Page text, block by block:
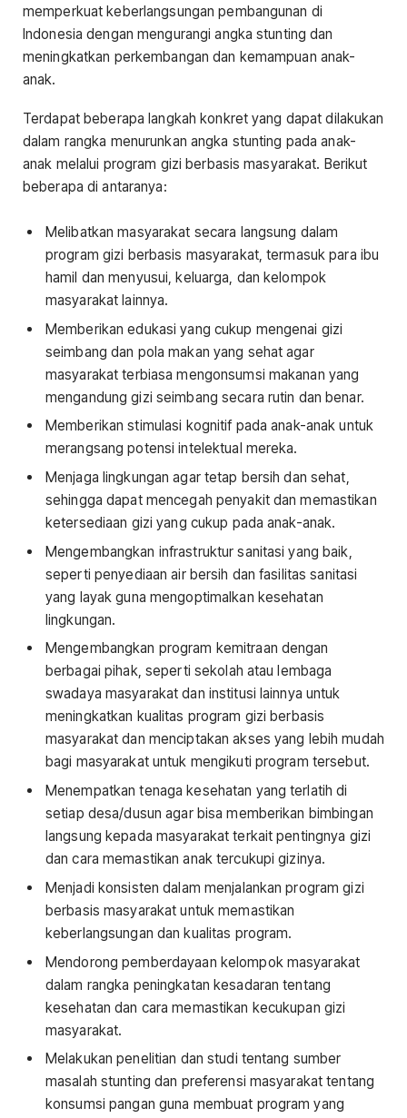
memperkuat keberlangsungan pembangunan di
Indonesia dengan mengurangi angka stunting dan
meningkatkan perkembangan dan kemampuan anak-
anak.
Terdapat beberapa langkah konkret yang dapat dilakukan
dalam rangka menurunkan angka stunting pada anak-
anak melalui program gizi berbasis masyarakat. Berikut
beberapa di antaranya:
Melibatkan masyarakat secara langsung dalam
program gizi berbasis masyarakat, termasuk para ibu
hamil dan menyusui, keluarga, dan kelompok
masyarakat lainnya.
Memberikan edukasi yang cukup mengenai gizi
seimbang dan pola makan yang sehat agar
masyarakat terbiasa mengonsumsi makanan yang
mengandung gizi seimbang secara rutin dan benar.
Memberikan stimulasi kognitif pada anak-anak untuk
merangsang potensi intelektual mereka.
Menjaga lingkungan agar tetap bersih dan sehat,
sehingga dapat mencegah penyakit dan memastikan
ketersediaan gizi yang cukup pada anak-anak.
Mengembangkan infrastruktur sanitasi yang baik,
seperti penyediaan air bersih dan fasilitas sanitasi
yang layak guna mengoptimalkan kesehatan
lingkungan.
Mengembangkan program kemitraan dengan
berbagai pihak, seperti sekolah atau lembaga
swadaya masyarakat dan institusi lainnya untuk
meningkatkan kualitas program gizi berbasis
masyarakat dan menciptakan akses yang lebih mudah
bagi masyarakat untuk mengikuti program tersebut.
Menempatkan tenaga kesehatan yang terlatih di
setiap desa/dusun agar bisa memberikan bimbingan
langsung kepada masyarakat terkait pentingnya gizi
dan cara memastikan anak tercukupi gizinya.
Menjadi konsisten dalam menjalankan program gizi
berbasis masyarakat untuk memastikan
keberlangsungan dan kualitas program.
Mendorong pemberdayaan kelompok masyarakat
dalam rangka peningkatan kesadaran tentang
kesehatan dan cara memastikan kecukupan gizi
masyarakat.
Melakukan penelitian dan studi tentang sumber
masalah stunting dan preferensi masyarakat tentang
konsumsi pangan guna membuat program yang